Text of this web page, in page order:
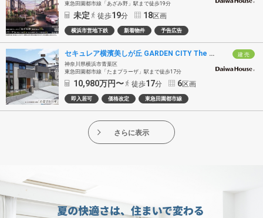
東急田園都市線「あざみ野」駅まで徒歩19分
未定 徒歩19分 18区画
横浜市営地下鉄 新着物件 予告広告
建 売
セキュレア横濱美しが丘 GARDEN CITY The RESIDENCE (分譲住宅)
神奈川県横浜市青葉区
東急田園都市線「たまプラーザ」駅まで徒歩17分
10,980万円〜 徒歩17分 6区画
即入居可 価格改定 東急田園都市線
さらに表示